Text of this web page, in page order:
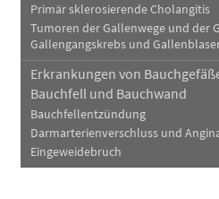
Primär sklerosierende Cholangitis
Tumoren der Gallenwege und der
Gallengangskrebs und
Erkrankungen von
Bauchfell und Bauchwand
Bauchfellentzündung
Darmarterienverschluss und
Eingeweidebruch